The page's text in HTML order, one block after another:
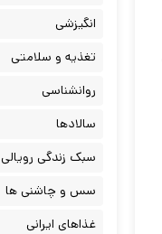
انگیزشی
تغذیه و سلامتی
روانشناسی
سالادها
سبک زندگی رویالی
سس و چاشنی ها
غذاهای ایرانی